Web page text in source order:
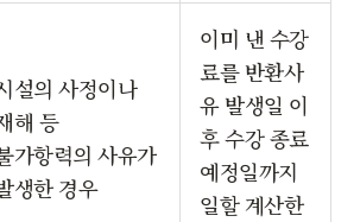
설의 사정이나
해 등
가항력의 사유가
생한 경우
이미 낸 수강
료를 반환사
유 발생일 이
후 수강 종료
예정일까지
일할 계산한